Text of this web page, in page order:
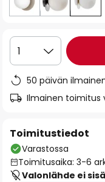
1
50 päivän
Ilmainen toimitus
Toimitustiedot
Varastossa
Toimitusaika: 3-6
Valonlähde ei